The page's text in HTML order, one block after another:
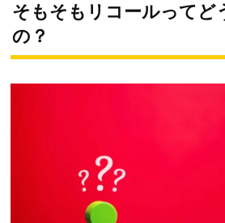
そもそもリコールってど
の？